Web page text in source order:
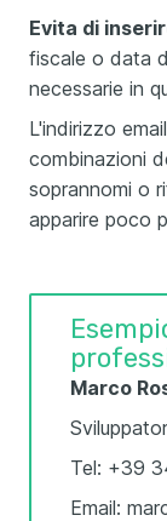
Evita di
fiscale o data
necessarie in
L'indirizzo
combinazioni
soprannomi o
apparire poco
Marco
Tel: +39
Email: